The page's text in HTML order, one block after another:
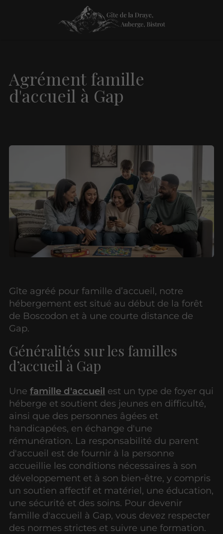
Agrément famille
d'accueil à Gap
Gîte agréé pour famille d’accueil, notre
hébergement est situé au début de la forêt
de Boscodon et à une courte distance de
Gap.
Généralités sur les familles
d’accueil à Gap
Unefamille d'accueil est un type de foyer qui
héberge et soutient des jeunes en difficulté,
ainsi que des personnes âgées et
handicapées, en échange d'une
rémunération. La responsabilité du parent
d'accueil est de fournir à la personne
accueillie les conditions nécessaires à son
développement et à son bien-être, y compris
un soutien affectif et matériel, une éducation,
une sécurité et des soins. Pour devenir
famille d'accueil à Gap, vous devez respecter
des normes strictes et suivre une formation.